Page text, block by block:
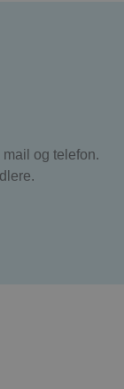
og telefon.